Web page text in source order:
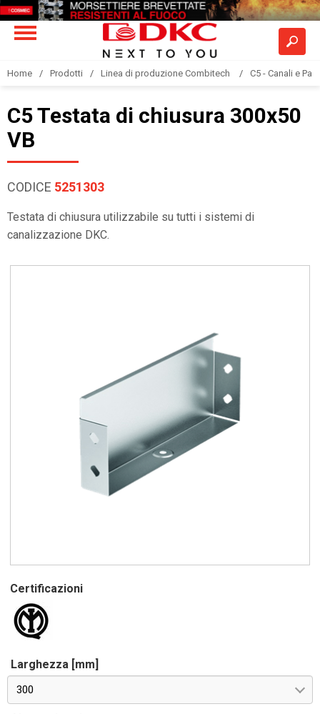
Home Prodotti Linea di produzione Combitech C5 - Canali e
C5 Testata di chiusura 300x50
VB
CODICE 5251303
Testata di chiusura utilizzabile su tutti i sistemi di
canalizzazione DKC.
Certificazioni
Larghezza [mm]
300